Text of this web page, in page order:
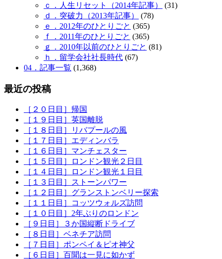
ｃ．人生リセット（2014年記事）
(31)
ｄ．突破力（2013年記事）
(78)
ｅ．2012年のひとりごと (365)
ｆ．2011年のひとりごと (365)
ｇ．2010年以前のひとりごと (81)
ｈ．留学会社社長時代 (67)
04．記事一覧 (1,368)
最近の投稿
［２０日目］帰国
［１９日目］英国離脱
［１８日目］リバプールの風
［１７日目］エディンバラ
［１６日目］マンチェスター
［１５日目］ロンドン観光２日目
［１４日目］ロンドン観光１日目
［１３日目］ストーンパワー
［１２日目］グランストンベリー探索
［１１日目］コッツウォルズ訪問
［１０日目］2年ぶりのロンドン
［９日目］３か国縦断ドライブ
［８日目］ベネチア訪問
［７日目］ポンペイ＆ピオ神父
［６日目］百聞は一見に如かず